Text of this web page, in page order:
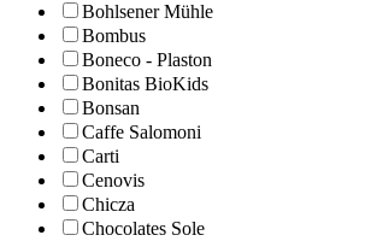
Bohlsener Mühle
Bombus
Boneco - Plaston
Bonitas BioKids
Bonsan
Caffe Salomoni
Carti
Cenovis
Chicza
Chocolates Sole